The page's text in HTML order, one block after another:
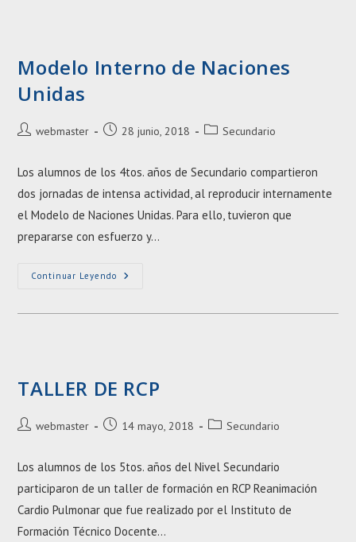
Modelo Interno de Naciones
Unidas
Autor
entrada:
webmaster
Entrada28 junio, 2018
Categoría
entrada:
Secundario
Los alumnos de los 4tos. años de Secundario compartieron
dos jornadas de intensa actividad, al reproducir internamente
el Modelo de Naciones Unidas. Para ello, tuvieron que
prepararse con esfuerzo y…
Continuar Leyendo Modelo
Naciones
TALLER DE RCP
Autor
entrada:
webmaster
Entrada14 mayo, 2018
Categoría
entrada:
Secundario
Los alumnos de los 5tos. años del Nivel Secundario
participaron de un taller de formación en RCP Reanimación
Cardio Pulmonar que fue realizado por el Instituto de
Formación Técnico Docente…